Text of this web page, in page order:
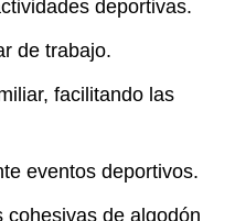
deportivas.
de trabajo.
facilitando las
eventos deportivos.
cohesivas de algodón